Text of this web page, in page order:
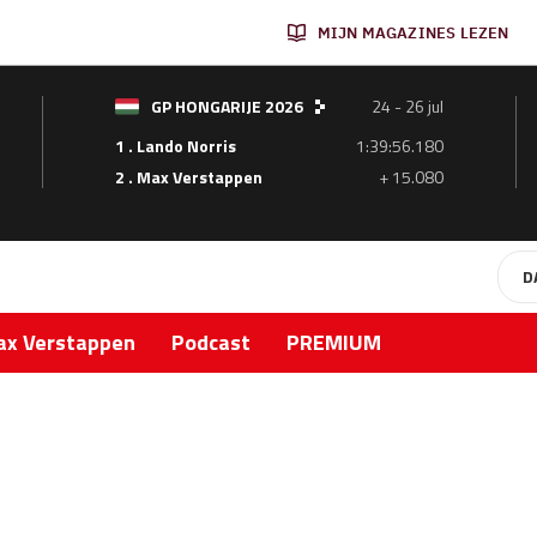
MIJN MAGAZINES LEZEN
GP HONGARIJE 2026
24 - 26 jul
1 . Lando Norris
1:39:56.180
2 . Max Verstappen
+ 15.080
Verstappen Podcast PREMIUM